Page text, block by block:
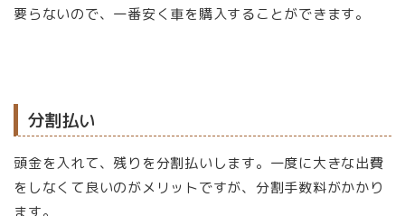
要らないので、一番安く車を購入することができます。
分割払い
頭金を入れて、残りを分割払いします。一度に大きな出費
をしなくて良いのがメリットですが、分割手数料がかかり
ます。